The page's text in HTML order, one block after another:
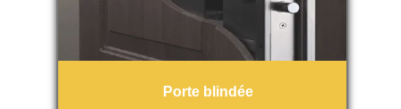
Porte blindée